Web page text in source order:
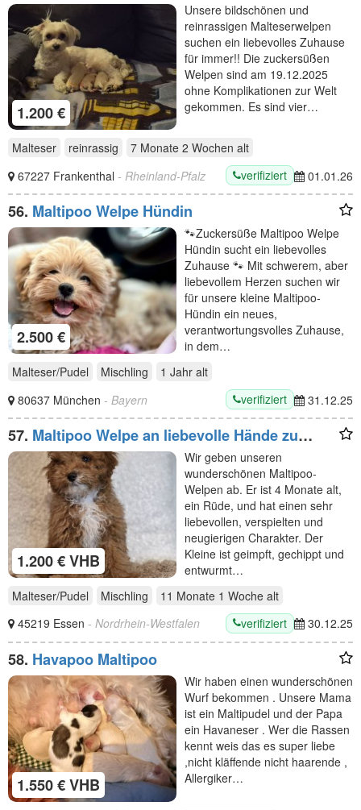
1.200 €
Unsere bildschönen und
reinrassigen Malteserwelpen
suchen ein liebevolles Zuhause
für immer!! Die zuckersüßen
Welpen sind am 19.12.2025
ohne Komplikationen zur Welt
gekommen. Es sind vier…
Malteser reinrassig 7 Monate 2 Wochen alt
67227 Frankenthal - Rheinland-Pfalz verifiziert 01.01.26
56. Maltipoo Welpe Hündin
2.500 €
🐾Zuckersüße Maltipoo Welpe
Hündin sucht ein liebevolles
Zuhause 🐾 Mit schwerem, aber
liebevollem Herzen suchen wir
für unsere kleine Maltipoo-
Hündin ein neues,
verantwortungsvolles Zuhause,
in dem…
Malteser/Pudel
Mischling 1 Jahr alt
80637 München - Bayern verifiziert 31.12.25
57. Maltipoo Welpe an liebevolle Hände zu
vergeben
1.200 € VHB
Wir geben unseren
wunderschönen Maltipoo-
Welpen ab. Er ist 4 Monate alt,
ein Rüde, und hat einen sehr
liebevollen, verspielten und
neugierigen Charakter. Der
Kleine ist geimpft, gechippt und
entwurmt…
Malteser/Pudel
Mischling 11 Monate 1 Woche alt
45219 Essen - Nordrhein-Westfalen verifiziert 30.12.25
58. Havapoo Maltipoo
1.550 € VHB
Wir haben einen wunderschönen
Wurf bekommen . Unsere Mama
ist ein Maltipudel und der Papa
ein Havaneser . Wer die Rassen
kennt weis das es super liebe
,nicht kläffende nicht haarende ,
Allergiker…